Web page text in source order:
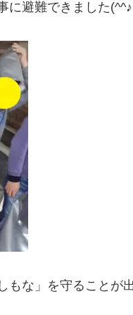
に避難できました(^^♪
もな」を守ることが